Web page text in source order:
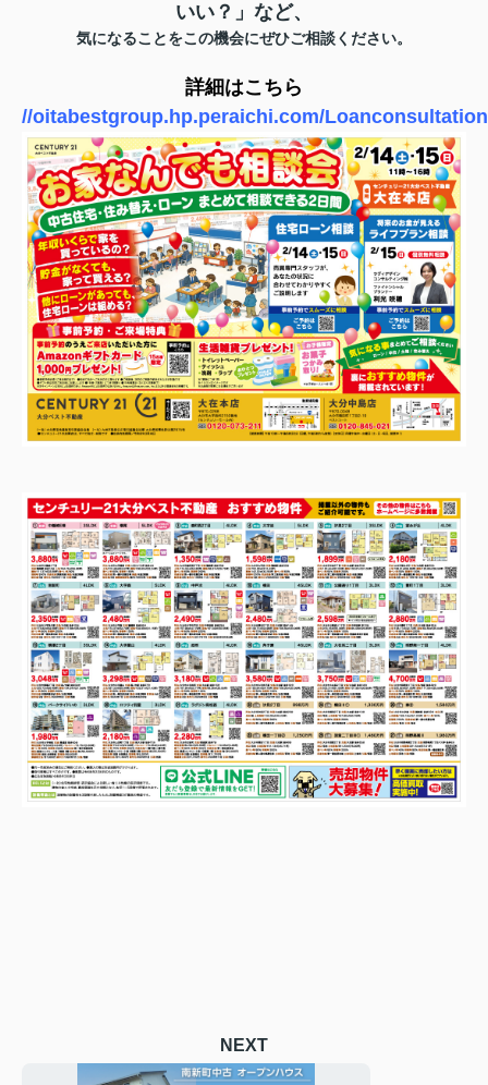
いい？」など、
気になることをこの機会にぜひご相談ください。
詳細はこちら
//oitabestgroup.hp.peraichi.com/
NEXT